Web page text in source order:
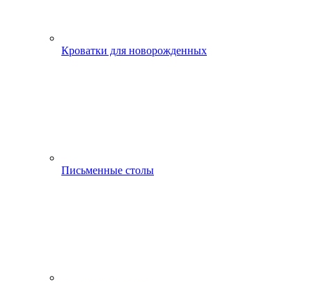
Кроватки для новорожденных
Письменные столы